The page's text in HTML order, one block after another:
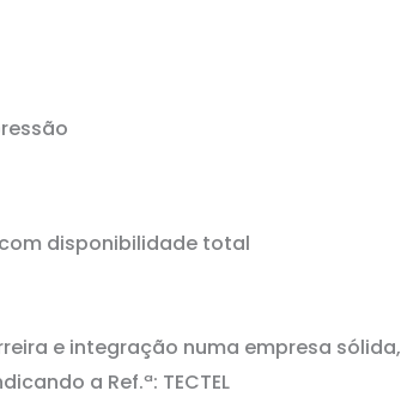
disponibilidade total
e integração numa empresa sólida,
a Ref.ª: TECTEL